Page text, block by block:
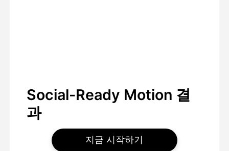
Social-Ready Motion 결
과
지금 시작하기